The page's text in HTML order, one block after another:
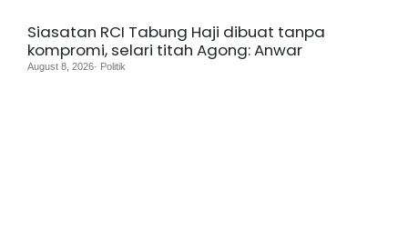
Siasatan RCI Tabung Haji dibuat tanpa
kompromi, selari titah Agong: Anwar
August 8, 2026· Politik